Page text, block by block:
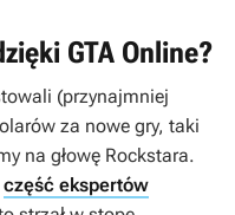
GTA Online?
(przynajmniej
za nowe gry, taki
na głowę Rockstara.
część ekspertów